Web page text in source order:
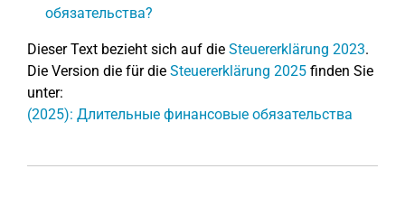
обязательства?
Dieser Text bezieht sich auf die Steuererklärung 2023.
Die Version die für die Steuererklärung 2025 finden Sie
unter:
(2025): Длительные финансовые обязательства